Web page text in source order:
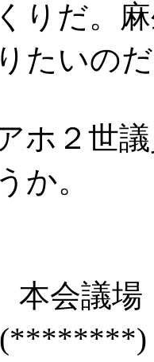
りだ。
たいの
ホ２世議
か。
本会議